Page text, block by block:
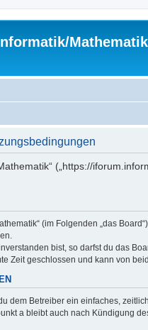
Mathematik
(„https://
(im Folgenden „das
bist, so darfst du das
Zeit geschlossen und kann von
dem Betreiber ein einfaches,
a bleibt auch nach Kündigung